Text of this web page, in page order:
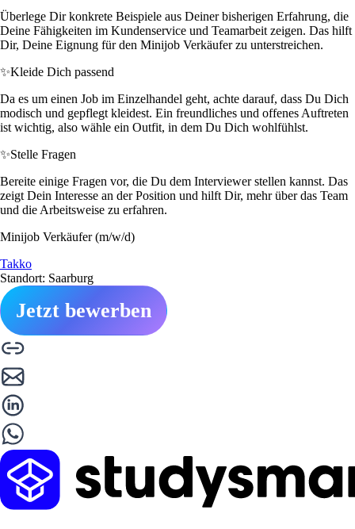
Überlege Dir konkrete Beispiele aus Deiner bisherigen Erfahrung, die
Deine Fähigkeiten im Kundenservice und Teamarbeit zeigen. Das hilft
Dir, Deine Eignung für den Minijob Verkäufer zu unterstreichen.
✨Kleide Dich passend
Da es um einen Job im Einzelhandel geht, achte darauf, dass Du Dich
modisch und gepflegt kleidest. Ein freundliches und offenes Auftreten
ist wichtig, also wähle ein Outfit, in dem Du Dich wohlfühlst.
✨Stelle Fragen
Bereite einige Fragen vor, die Du dem Interviewer stellen kannst. Das
zeigt Dein Interesse an der Position und hilft Dir, mehr über das Team
und die Arbeitsweise zu erfahren.
Minijob Verkäufer (m/w/d)
Takko
Standort: Saarburg
Jetzt bewerben